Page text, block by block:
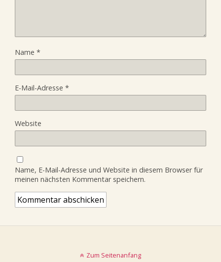
Name *
E-Mail-Adresse *
Website
Name, E-Mail-Adresse und Website in diesem Browser für
meinen nächsten Kommentar speichern.
Zum Seitenanfang